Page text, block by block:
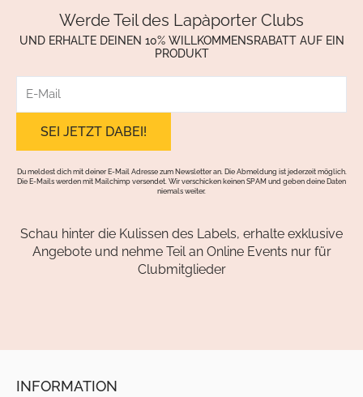
Werde Teil des Lapàporter Clubs
UND ERHALTE DEINEN 10% WILLKOMMENSRABATT AUF EIN
PRODUKT
Mail
Du meldest dich mit deiner E-Mail Adresse zum Newsletter an. Die Abmeldung ist jederzeit möglich.
Die E-Mails werden mit Mailchimp versendet. Wir verschicken keinen SPAM und geben deine Daten
niemals weiter.
Schau hinter die Kulissen des Labels, erhalte exklusive
Angebote und nehme Teil an Online Events nur für
Clubmitglieder
INFORMATION